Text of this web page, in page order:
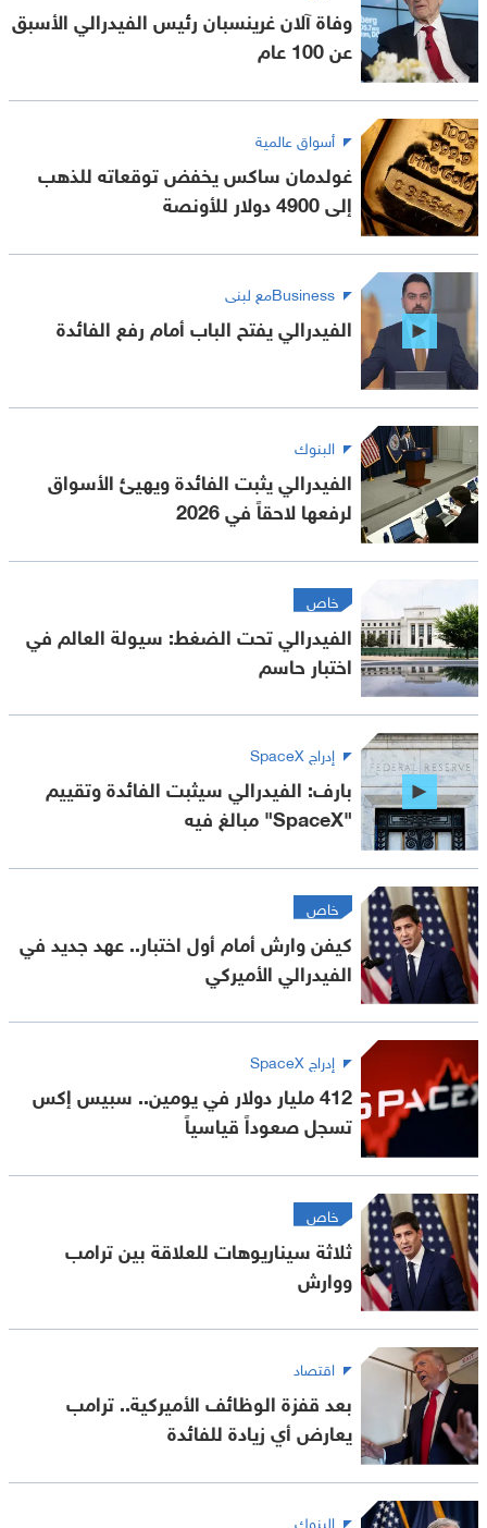
وفاة آلان غرينسبان رئيس الفيدرالي الأسبق
عن 100 عام
أسواق عالمية
غولدمان ساكس يخفض توقعاته للذهب
إلى 4900 دولار للأونصة
Businessمع لبنى
الفيدرالي يفتح الباب أمام رفع الفائدة
البنوك
الفيدرالي يثبت الفائدة ويهيئ الأسواق
لرفعها لاحقاً في 2026
خاص
الفيدرالي تحت الضغط: سيولة العالم في
اختبار حاسم
إدراج SpaceX
بارف: الفيدرالي سيثبت الفائدة وتقييم
"SpaceX" مبالغ فيه
خاص
كيفن وارش أمام أول اختبار.. عهد جديد في
الفيدرالي الأميركي
إدراج SpaceX
412 مليار دولار في يومين.. سبيس إكس
تسجل صعوداً قياسياً
خاص
ثلاثة سيناريوهات للعلاقة بين ترامب
ووارش
اقتصاد
بعد قفزة الوظائف الأميركية.. ترامب
يعارض أي زيادة للفائدة
البنوك